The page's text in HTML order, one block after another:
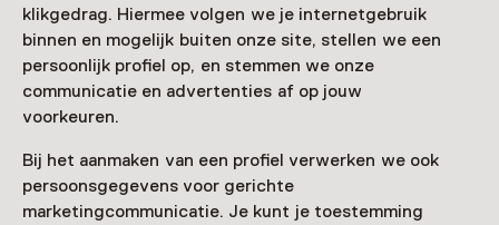
klikgedrag. Hiermee volgen we je internetgebruik
binnen en mogelijk buiten onze site, stellen we een
persoonlijk profiel op, en stemmen we onze
communicatie en advertenties af op jouw
voorkeuren.
Bij het aanmaken van een profiel verwerken we ook
persoonsgegevens voor gerichte
marketingcommunicatie. Je kunt je toestemming
Verder lezen
Toegang
Museumkaart
Nog geen Museumkaart?